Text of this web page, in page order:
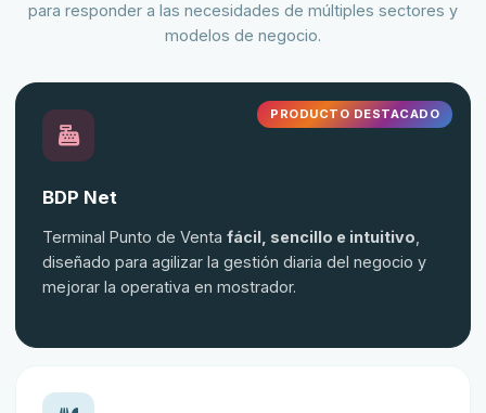
para responder a las necesidades de múltiples sectores y
modelos de negocio.
PRODUCTO DESTACADO
BDP Net
Terminal Punto de Venta fácil, sencillo e intuitivo
diseñado para agilizar la gestión diaria del negocio y
mejorar la operativa en mostrador.